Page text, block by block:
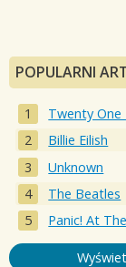
POPULARNI
Twenty One
Billie Eilish
Unknown
The Beatles
Panic! At